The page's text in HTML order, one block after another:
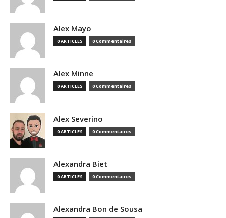
Alex Mayo
0 ARTICLES 0 Commentaires
Alex Minne
0 ARTICLES 0 Commentaires
Alex Severino
0 ARTICLES 0 Commentaires
Alexandra Biet
0 ARTICLES 0 Commentaires
Alexandra Bon de Sousa